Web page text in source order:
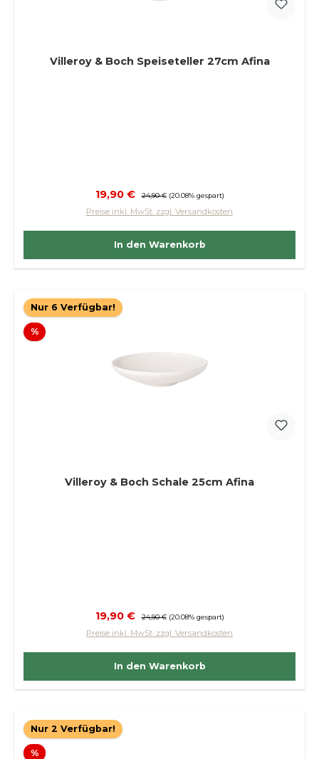
Villeroy & Boch Speiseteller 27cm Afina
Verkaufspreis:
19,90 € Regulärer Preis:
24,90 € (20.08% gespart)
Preise inkl. MwSt. zzgl. Versandkosten
In den Warenkorb
Nur 6 Verfügbar!
%Rabatt
Villeroy & Boch Schale 25cm Afina
Verkaufspreis:
19,90 € Regulärer Preis:
24,90 € (20.08% gespart)
Preise inkl. MwSt. zzgl. Versandkosten
In den Warenkorb
Nur 2 Verfügbar!
%Rabatt